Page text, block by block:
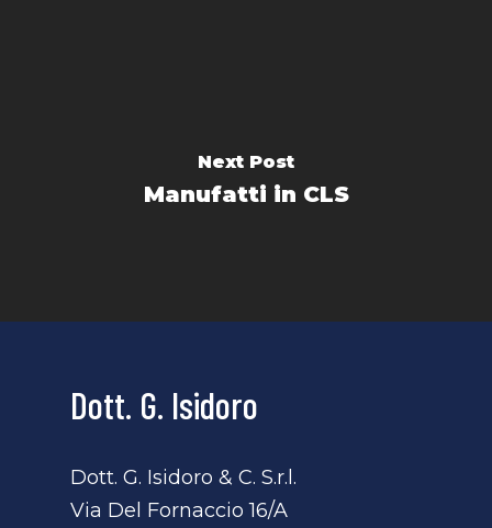
Next Post
Manufatti in CLS
Dott. G. Isidoro
Dott. G. Isidoro & C. S.r.l.
Via Del Fornaccio 16/A